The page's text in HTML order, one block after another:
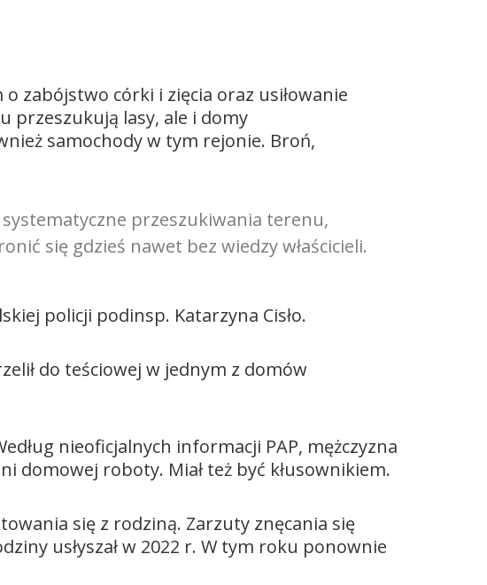
zabójstwo córki i zięcia oraz usiłowanie
przeszukują lasy, ale i domy
samochody w tym rejonie. Broń,
przeszukiwania terenu,
się gdzieś nawet bez wiedzy właścicieli.
policji podinsp. Katarzyna Cisło.
do teściowej w jednym z domów
nieoficjalnych informacji PAP, mężczyzna
domowej roboty. Miał też być kłusownikiem.
się z rodziną. Zarzuty znęcania się
usłyszał w 2022 r. W tym roku ponownie